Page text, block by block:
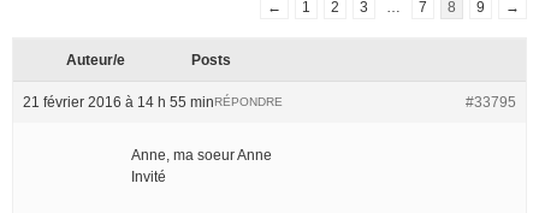
←
1 2 3 7 8 9 →
Auteur/e Posts
21 février 2016 à 14 h 55 min #33795
RÉPONDRE
Anne, ma soeur Anne
Invité